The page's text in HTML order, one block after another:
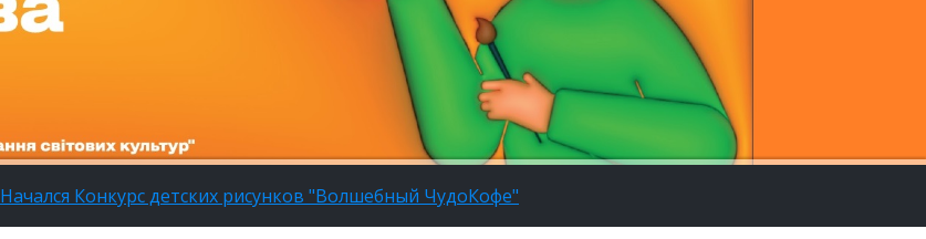
Начался Конкурс детских рисунков "Волшебный ЧудоКофе"